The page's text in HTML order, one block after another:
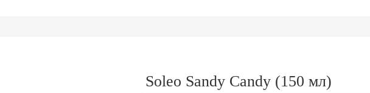
Soleo Sandy Candy (150 мл)